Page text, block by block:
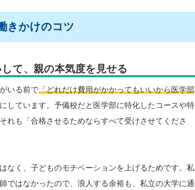
きかけのコツ
て、親の本気度を見せる
いる前で「どれだけ費用がかかってもいいから医学部
しています。予備校だと医学部に特化したコースや特
れも「合格させるためならすべて受けさせてくださ
なく、子どものモチベーションを上げるためです。私
ではなかったので、浪人する余裕も、私立の大学に通